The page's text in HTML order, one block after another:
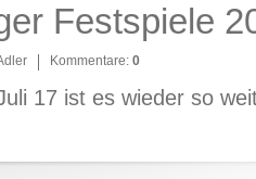
Festspiele
Kommentare: 0
17 ist es wieder so